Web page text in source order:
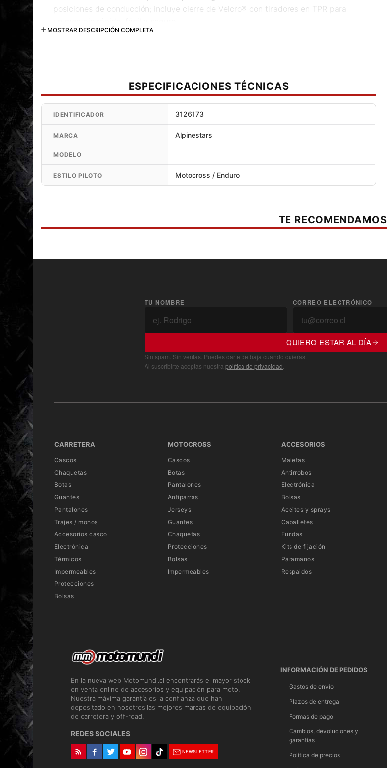
posiciones de conducción; incluye cierre de Velcro® con tiradores en TPR para
Las correas elásticas fabricadas en Airpreno proporcionan máximo confort y
MOSTRAR DESCRIPCIÓN COMPLETA
ESPECIFICACIONES TÉCNICAS
IDENTIFICADOR 3126173
MARCA Alpinestars
MODELO
ESTILO PILOTO Motocross / Enduro
TE RECOMENDAMOS
TU NOMBRE CORREO ELECTRÓNICO
QUIERO ESTAR AL DÍA
Sin spam. Sin ventas. Puedes darte de baja cuando quieras.
Al suscribirte aceptas nuestra política de privacidad
CARRETERA
Cascos
Chaquetas
Botas
Guantes
Pantalones
Trajes / monos
Accesorios casco
Electrónica
Térmicos
Impermeables
Protecciones
Bolsas
MOTOCROSS
Cascos
Botas
Pantalones
Antiparras
Jerseys
Guantes
Chaquetas
Protecciones
Bolsas
Impermeables
ACCESORIOS
Maletas
Antirrobos
Electrónica
Bolsas
Aceites y sprays
Caballetes
Fundas
Kits de fijación
Paramanos
Respaldos
En la nueva web Motomundi.cl encontrarás el mayor stock
en venta online de accesorios y equipación para moto.
Nuestra máxima garantía es la confianza que han
depositado en nosotros las mejores marcas de equipación
de carretera y off-road.
REDES SOCIALES
NEWSLETTER
INFORMACIÓN DE PEDIDOS
Gastos de envío
Plazos de entrega
Formas de pago
Cambios, devoluciones y
garantías
Política de precios